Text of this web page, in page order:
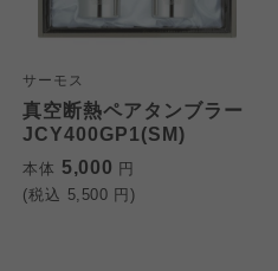
サーモス
真空断熱ペアタンブラー
JCY400GP1(SM)
本体 5,000 円
(税込 5,500 円)